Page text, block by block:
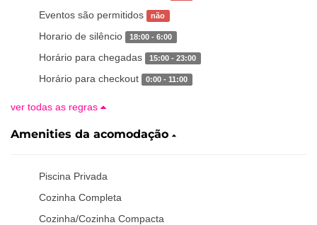
Eventos são permitidos não
Horario de silêncio 18:00 - 6:00
Horário para chegadas 15:00 - 23:00
Horário para checkout 0:00 - 11:00
ver todas as regras
Amenities da acomodação
Piscina Privada
Cozinha Completa
Cozinha/Cozinha Compacta